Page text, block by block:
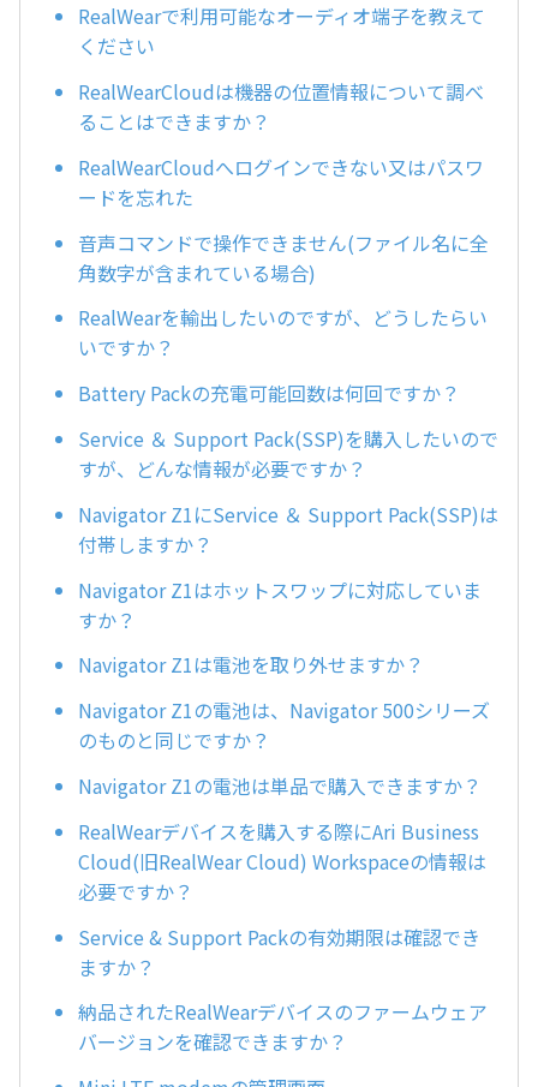
RealWearで利用可能なオーディオ端子を教えて
ください
RealWearCloudは機器の位置情報について調べ
ることはできますか？
RealWearCloudへログインできない又はパスワ
ードを忘れた
音声コマンドで操作できません(ファイル名に全
角数字が含まれている場合)
RealWearを輸出したいのですが、どうしたらい
いですか？
Battery Packの充電可能回数は何回ですか？
Service ＆ Support Pack(SSP)を購入したいので
すが、どんな情報が必要ですか？
Navigator Z1にService ＆ Support Pack(SSP)は
付帯しますか？
Navigator Z1はホットスワップに対応していま
すか？
Navigator Z1は電池を取り外せますか？
Navigator Z1の電池は、Navigator 500シリーズ
のものと同じですか？
Navigator Z1の電池は単品で購入できますか？
RealWearデバイスを購入する際にAri Business
Cloud(旧RealWear Cloud) Workspaceの情報は
必要ですか？
Service & Support Packの有効期限は確認でき
ますか？
納品されたRealWearデバイスのファームウェア
バージョンを確認できますか？